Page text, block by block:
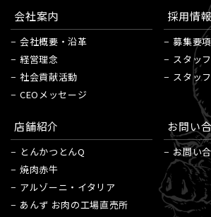
会社案内
会社概要・沿革
経営理念
社会貢献活動
CEOメッセージ
採用情
募集要項
スタッ
スタッ
店舗紹介
とんかつとんQ
焼肉赤牛
アルゾーニ・イタリア
あんず お肉の工場直売所
お問い
お問い